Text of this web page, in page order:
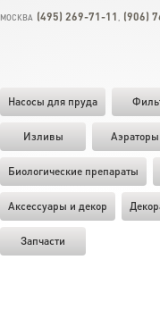
МОСКВА (495) 269-71-11 (906)
Насосы для пруда
Изливы Аэраторы
Биологические препараты
Аксессуары и декор
Запчасти